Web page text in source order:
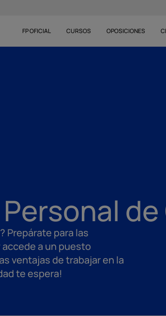
FP OFICIAL CURSOS OPOSICIONES
Prepárate para las
a un puesto
ventajas de trabajar en la
te espera!